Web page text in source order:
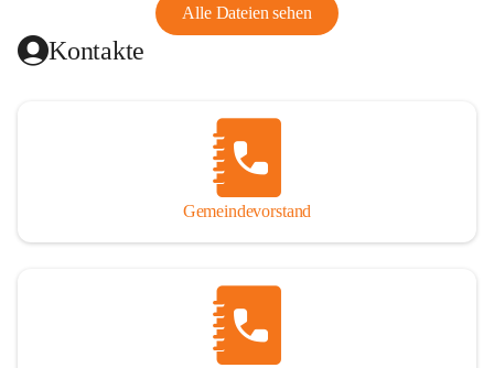
Alle Dateien sehen
Kontakte
Gemeindevorstand